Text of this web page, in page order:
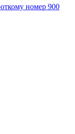
номер 900